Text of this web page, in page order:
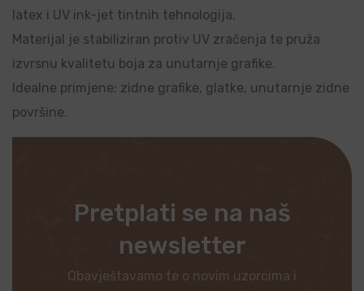
latex i UV ink-jet tintnih tehnologija.
Materijal je stabiliziran protiv UV zračenja te pruža
izvrsnu kvalitetu boja za unutarnje grafike.
Idealne primjene: zidne grafike, glatke, unutarnje zidne
površine.
Pretplati se na naš
newsletter
Obavještavamo te o novim uzorcima i